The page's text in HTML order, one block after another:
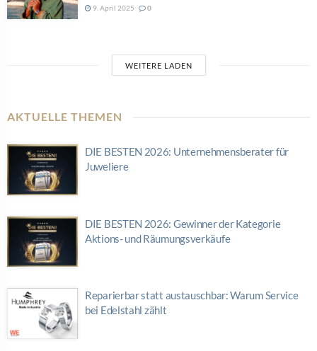
9. April 2025 0
WEITERE LADEN
AKTUELLE THEMEN
DIE BESTEN 2026: Unternehmensberater für
Juweliere
DIE BESTEN 2026: Gewinner der Kategorie
Aktions- und Räumungsverkäufe
Reparierbar statt austauschbar: Warum Service
bei Edelstahl zählt